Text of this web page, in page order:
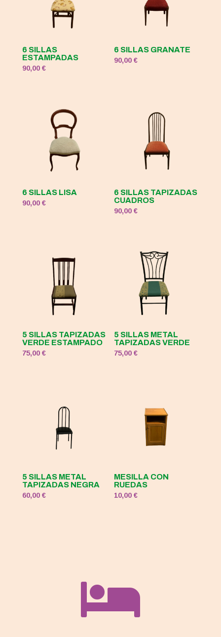
6 SILLAS
ESTAMPADAS
90,00 €
6 SILLAS GRANATE
90,00€
6 SILLAS LISA
90,00 €
6 SILLAS TAPIZADAS
CUADROS
90,00€
5 SILLAS TAPIZADAS
VERDE ESTAMPADO
75,00 €
5 SILLAS METAL
TAPIZADAS VERDE
75,00€
5 SILLAS METAL
TAPIZADAS NEGRA
60,00 €
MESILLA CON
RUEDAS
10,00€
